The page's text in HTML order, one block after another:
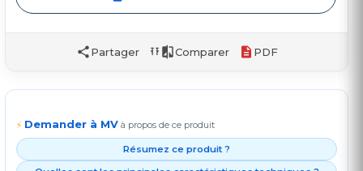
Partager Comparer PDF
⚡ Demander à MV à propos de ce produit
Résumez ce produit ?